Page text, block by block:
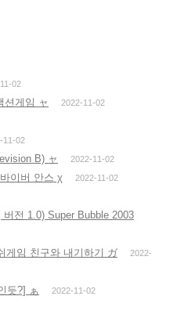
02
션게임 ャ 2022-11-02
11-02
B) ャ 2022-11-02
이버 안스 χ 2022-11-02
전 1.0) Super Bubble 2003
게임 친구와 내기하기 ガ
2022-
듯?] ぁ 2022-11-02